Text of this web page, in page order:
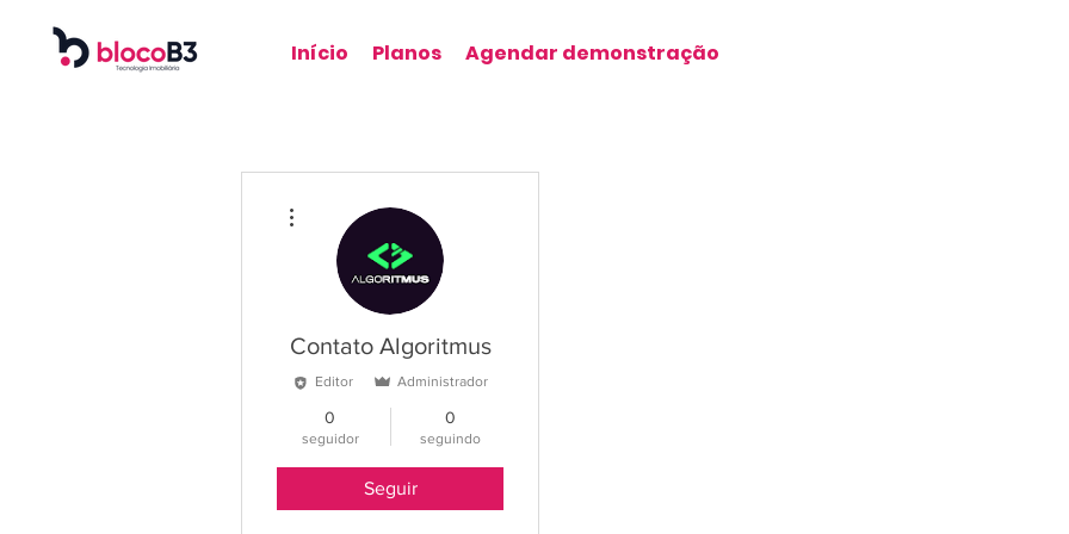
Início Planos Agendar demonstração
Contato Algoritmus
Editor Administrador
0
seguidor
0
seguindo
Seguir